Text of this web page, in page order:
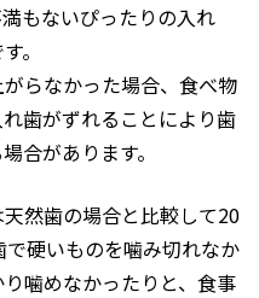
もないぴったりの入れ
。
らなかった場合、食べ物
歯がずれることにより歯
合があります。
然歯の場合と比較して20
硬いものを噛み切れなか
噛めなかったりと、食事